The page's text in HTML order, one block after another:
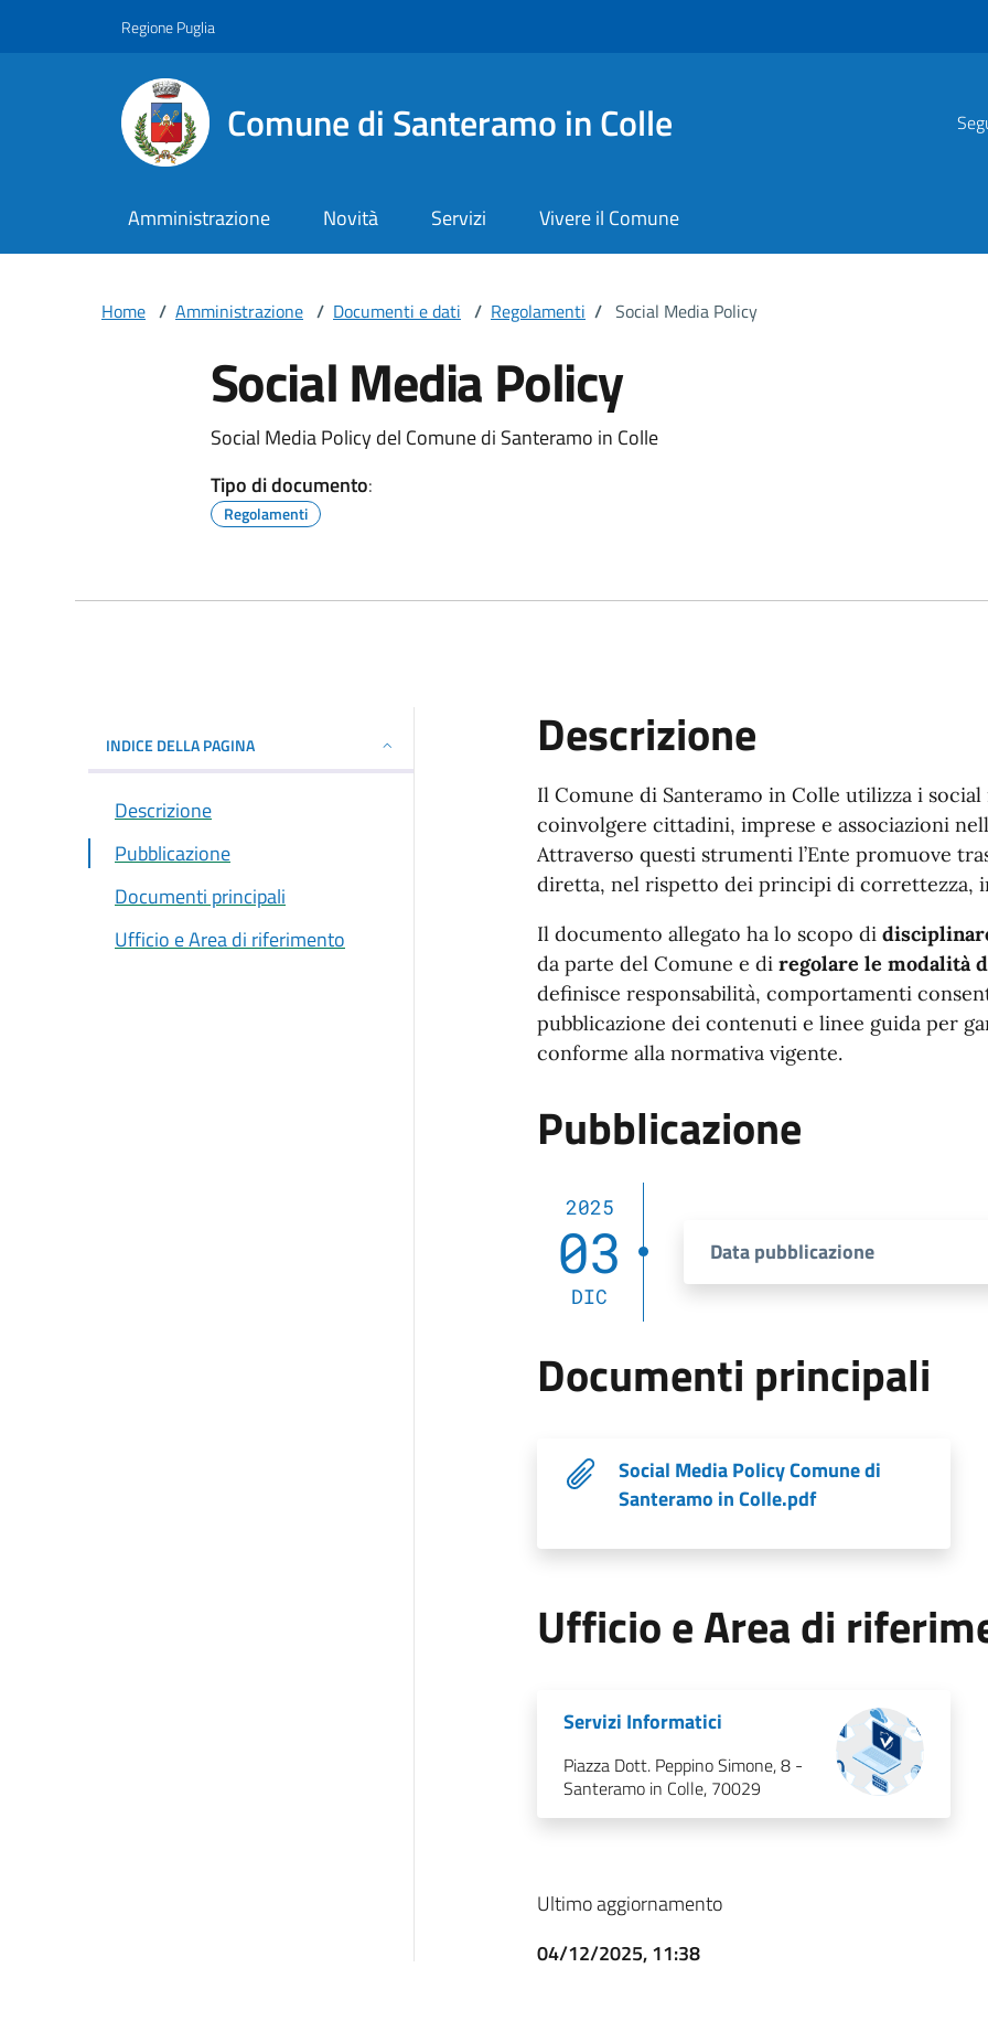
Regione Puglia
Comune di Santeramo in Colle
Amministrazione Novità Servizi Vivere il Comune
Home / Amministrazione / Documenti e dati / Regolamenti / Social Media Policy
Social Media Policy
Social Media Policy del Comune di Santeramo in Colle
Tipo di documento:
Regolamenti
INDICE DELLA PAGINA
Descrizione
Pubblicazione
Documenti principali
Ufficio e Area di riferimento
Descrizione
Descrizione
Il Comune di Santeramo in Colle utilizza i
coinvolgere cittadini, imprese e associazioni
Attraverso questi strumenti l’Ente promuove
diretta, nel rispetto dei principi di correttezza,
Il documento allegato ha lo scopo di
da parte del Comune e di regolare le modalità
definisce responsabilità, comportamenti
pubblicazione dei contenuti e linee guida per
conforme alla normativa vigente.
Pubblicazione
2025
03
DIC
Data pubblicazione
Documenti principali
Social Media Policy Comune di
Santeramo in Colle.pdf
Ufficio e Area di
Servizi Informatici
Piazza Dott. Peppino Simone, 8 -
Santeramo in Colle, 70029
Ultimo aggiornamento
04/12/2025, 11:38